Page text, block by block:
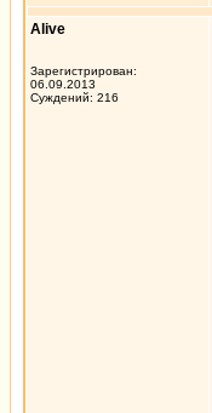
Alive
Зарегистрирован:
06.09.2013
Суждений: 216